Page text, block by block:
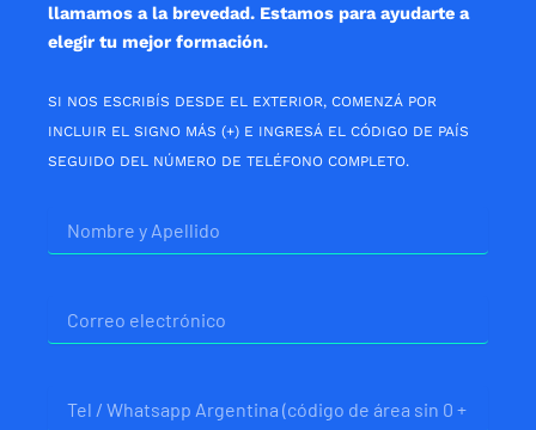
llamamos a la brevedad. Estamos para ayudarte a
elegir tu mejor formación.
SI NOS ESCRIBÍS DESDE EL EXTERIOR, COMENZÁ POR
INCLUIR EL SIGNO MÁS (+) E INGRESÁ EL CÓDIGO DE PAÍS
SEGUIDO DEL NÚMERO DE TELÉFONO COMPLETO.
electrónico